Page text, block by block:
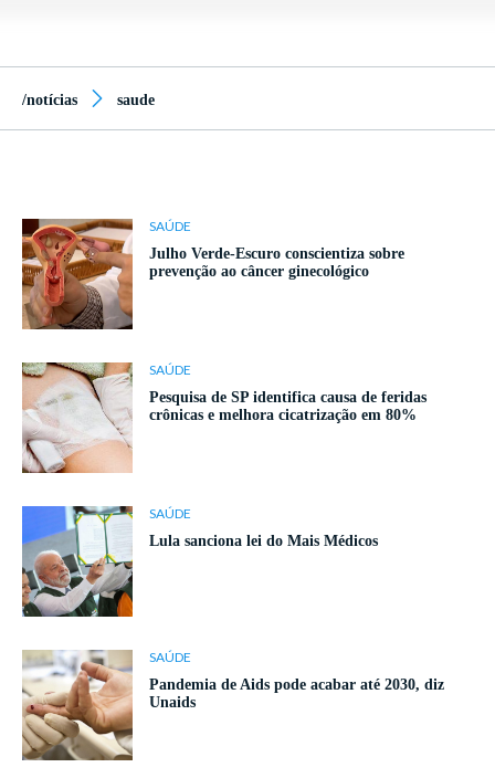
/notícias saude
SAÚDE
Julho Verde-Escuro conscientiza sobre
prevenção ao câncer ginecológico
SAÚDE
Pesquisa de SP identifica causa de feridas
crônicas e melhora cicatrização em 80%
SAÚDE
Lula sanciona lei do Mais Médicos
SAÚDE
Pandemia de Aids pode acabar até 2030, diz
Unaids